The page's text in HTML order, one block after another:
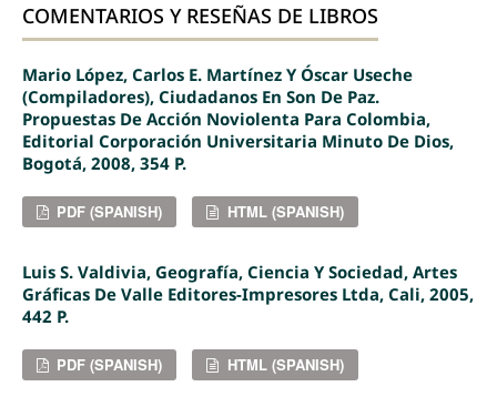
COMENTARIOS Y RESEÑAS DE LIBROS
Mario López, Carlos E. Martínez Y Óscar Useche
(Compiladores), Ciudadanos En Son De Paz.
Propuestas De Acción Noviolenta Para Colombia,
Editorial Corporación Universitaria Minuto De Dios,
Bogotá, 2008, 354 P.
PDF (SPANISH) HTML (SPANISH)
Luis S. Valdivia, Geografía, Ciencia Y Sociedad, Artes
Gráficas De Valle Editores-Impresores Ltda, Cali, 2005,
442 P.
PDF (SPANISH) HTML (SPANISH)